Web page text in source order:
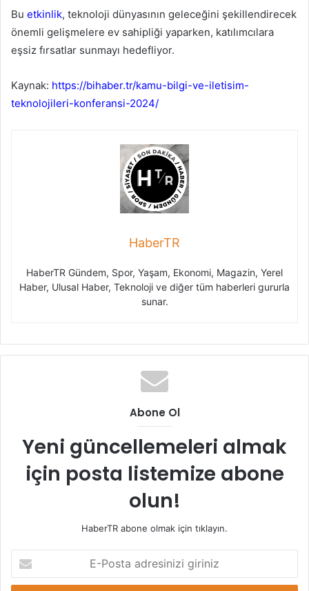
Bu etkinlik, teknoloji dünyasının geleceğini şekillendirecek
önemli gelişmelere ev sahipliği yaparken, katılımcılara
eşsiz fırsatlar sunmayı hedefliyor.
Kaynak: https://bihaber.tr/kamu-bilgi-ve-iletisim-
teknolojileri-konferansi-2024/
HaberTR
HaberTR Gündem, Spor, Yaşam, Ekonomi, Magazin, Yerel
Haber, Ulusal Haber, Teknoloji ve diğer tüm haberleri gururla
sunar.
Abone Ol
Yeni güncellemeleri almak
için posta listemize abone
olun!
HaberTR abone olmak için tıklayın.
Posta
adresinizi